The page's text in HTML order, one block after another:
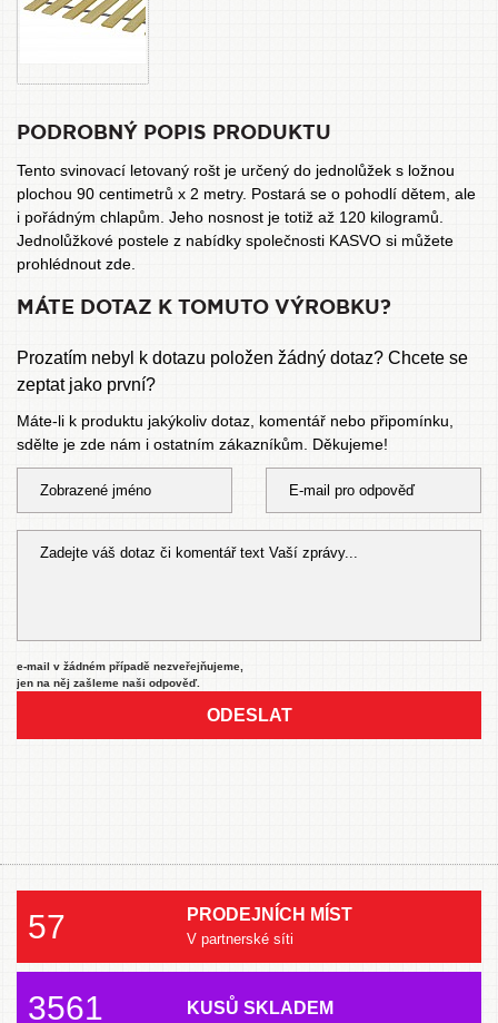
PODROBNÝ POPIS PRODUKTU
Tento svinovací letovaný rošt je určený do jednolůžek s ložnou
plochou 90 centimetrů x 2 metry. Postará se o pohodlí dětem, ale
i pořádným chlapům. Jeho nosnost je totiž až 120 kilogramů.
Jednolůžkové postele z nabídky společnosti KASVO si můžete
prohlédnout zde.
MÁTE DOTAZ K TOMUTO VÝROBKU?
Prozatím nebyl k dotazu položen žádný dotaz? Chcete se
zeptat jako první?
Máte-li k produktu jakýkoliv dotaz, komentář nebo připomínku,
sdělte je zde nám i ostatním zákazníkům. Děkujeme!
e-mail v žádném případě nezveřejňujeme,
jen na něj zašleme naši odpověď.
ODESLAT
57 PRODEJNÍCH MÍST
V partnerské síti
3561 KUSŮ SKLADEM